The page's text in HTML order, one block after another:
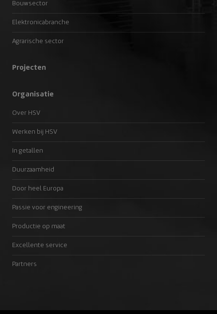
Bouwsector
Elektronicabranche
Agrarische sector
Projecten
Organisatie
Over HSV
Werken bij HSV
In getallen
Duurzaamheid
Door heel Europa
Passie voor engineering
Productie op maat
Excellente service
Partners